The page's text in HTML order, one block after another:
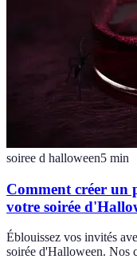
soiree d halloween5 min
Comment créer un
votre soirée
Éblouissez vos invités
soirée d'Halloween. Nos